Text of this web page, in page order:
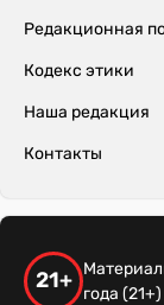
Редакционная
Кодекс этики
Наша редакция
Контакты
21+
года (21+)